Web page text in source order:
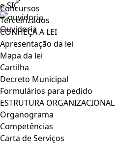
e-SIC
Ouvidoria
Concursos
Terceirizados
CONHEÇA A LEI
Apresentação da lei
Mapa da lei
Cartilha
Decreto Municipal
Formulários para pedido
ESTRUTURA ORGANIZACIONAL
Organograma
Competências
Carta de Serviços